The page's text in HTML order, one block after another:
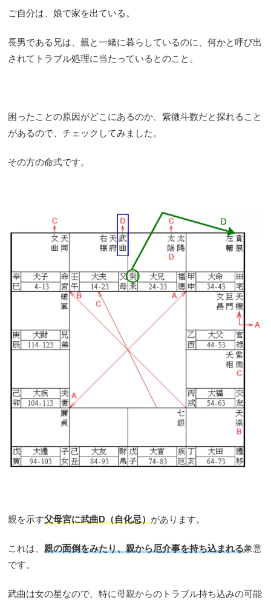
ご自分は、娘で家を出ている。
長男である兄は、親と一緒に暮らしているのに、何かと呼び出
されてトラブル処理に当たっているとのこと。
困ったことの原因がどこにあるのか、紫微斗数だと探れること
があるので、チェックしてみました。
その方の命式です。
親を示す父母宮に武曲D（自化忌）があります。
これは、 親の面倒をみたり、親から厄介事を持ち込まれる象意
です。
武曲は女の星なので、特に母親からのトラブル持ち込みの可能